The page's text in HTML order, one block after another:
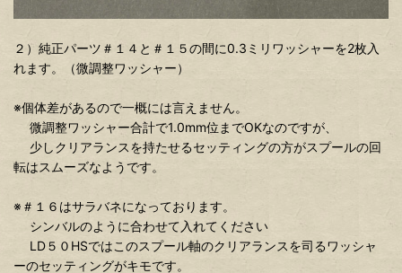
２）純正パーツ＃１４と＃１５の間に0.3ミリワッシャーを2枚入
れます。（微調整ワッシャー）
※個体差があるので一概には言えません。
微調整ワッシャー合計で1.0mm位までOKなのですが、
少しクリアランスを持たせるセッティングの方がスプールの回
転はスムーズなようです。
※＃１６はサラバネになっております。
シンバルのように合わせて入れてください
LD５０HSではこのスプール軸のクリアランスを司るワッシャ
ーのセッティングがキモです。